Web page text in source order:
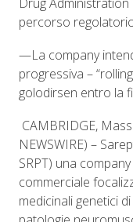
percorso
—La company
progressiva –
golodirsen entro la
CAMBRIDGE,
NEWSWIRE) –
SRPT) una
commerciale
medicinali genetici